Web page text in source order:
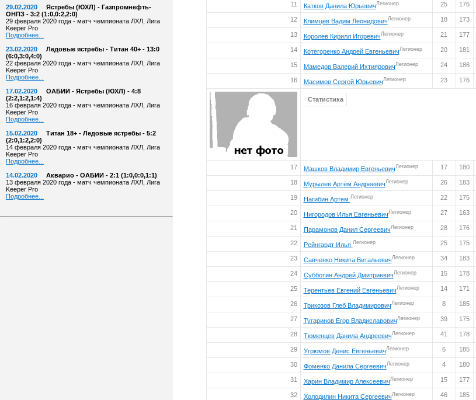
29.02.2020
Ястребы (ЮХЛ) - Газпромнефть-
ОНПЗ - 3:2 (1:0,0:2,2:0)
29 февраля 2020 года - матч чемпионата ЛХЛ, Лига
Keeper Pro
Подробнее...
23.02.2020
Ледовые ястребы - Титан 40+ - 13:0
(6:0,3:0,4:0)
22 февраля 2020 года - матч чемпионата ЛХЛ, Лига
Keeper Pro
Подробнее...
17.02.2020
ОАБИИ - Ястребы (ЮХЛ) - 4:8
(2:2,1:2,1:4)
16 февраля 2020 года - матч чемпионата ЛХЛ, Лига
Keeper Pro
Подробнее...
15.02.2020
Титан 18+ - Ледовые ястребы - 5:2
(2:0,1:2,2:0)
14 февраля 2020 года - матч чемпионата ЛХЛ, Лига
Keeper Pro
Подробнее...
14.02.2020
Акварио - ОАБИИ - 2:1 (1:0,0:0,1:1)
13 февраля 2020 года - матч чемпионата ЛХЛ, Лига
Keeper Pro
Подробнее...
11 Катков Данила ЮрьевичЛегионер 25 176
12 Климцев Вадим ЛеонидовичЛегионер 18 173
13 Королев Кирилл ИгоревичЛегионер 21 177
14 Котегоренко Андрей ЕвгеньевичЛегионер 20 181
15 Мамедов Валерий ИхтияровичЛегионер 24 186
16 Масимов Сергей ЮрьевичЛегионер 23 176
Статистика
17 Машков Владимир ЕвгеньевичЛегионер 17 180
18 Мурылев Артём АндреевичЛегионер 26 183
19 Нагибин Артем Легионер 22 175
20 Нигородов Илья ЕвгеньевичЛегионер 27 163
21 Парамонов Данил СергеевичЛегионер 28 176
22 Рейнгардт Илья Легионер 25 175
23 Савченко Никита ВитальевичЛегионер 34 183
24 Субботин Андрей ДмитриевичЛегионер 15 178
25 Терентьев Евгений ЕвгеньевичЛегионер 14 171
26 Трикозов Глеб ВладимировичЛегионер 8 185
27 Тугаринов Егор ВладиславовичЛегионер 39 175
28 Тюменцев Данила АндреевичЛегионер 41 178
29 Угрюмов Денис ЕвгеньевичЛегионер 6 185
30 Фоменко Данила СергеевичЛегионер 4 180
31 Харин Владимир АлексеевичЛегионер 15 177
32 Холодилин Никита СергеевичЛегионер 46 185